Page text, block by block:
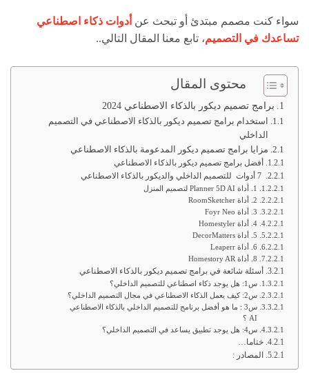
سواء كنت مصمم مبتدئ أو تبحث عن أدوات ذكاء اصطناعي
تساعدك في التصميم، تابع معنا المقال التالي..
محتوى المقال
برامج تصميم ديكور بالذكاء الاصطناعي 2024
استخدام برامج تصميم ديكور بالذكاء الاصطناعي في التصميم
الداخلي
مزايا برامج تصميم ديكور المدعومة بالذكاء الاصطناعي
أفضل برامج تصميم ديكور بالذكاء الاصطناعي
1. أداة Planner 5D AI لتصميم المنزل
2. أداة RoomSketcher
3. أداة Foyr Neo
4. أداة Homestyler
5. أداة DecorMatters
6. أداة Leaperr
8. أداة Homestory AR
أسئلة شائعة في برامج تصميم ديكور بالذكاء الاصطناعي
س1: هل يوجد ذكاء اصطناعي للتصميم الداخلي؟
س2: كيف يعمل الذكاء الاصطناعي في مجال التصميم الداخلي؟
س3 : ما هو أفضل برنامج للتصميم الداخلي بالذكاء الاصطناعي
AI ؟
س4: هل يوجد تطبيق يساعد في التصميم الداخلي؟
ختاما…
المصادر :